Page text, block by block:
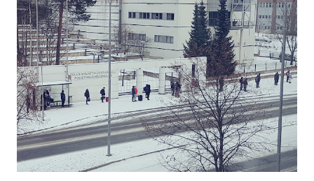
कुनै पनि कलेजमा भर्ना हुनुपर्ने हुन्छ । कलेज भर्ना वर्षमा २ पटक हुने गर्दछ । पहिलो
अगस्त सत्रका लागि डिसेम्बर – जनवरीमा (१ महिनाभन्दा बढी नै) र दोस्रो जनवरीदेखि
शुरू हुने सत्रका लागि सेप्टेम्बरको पहिलो पा...